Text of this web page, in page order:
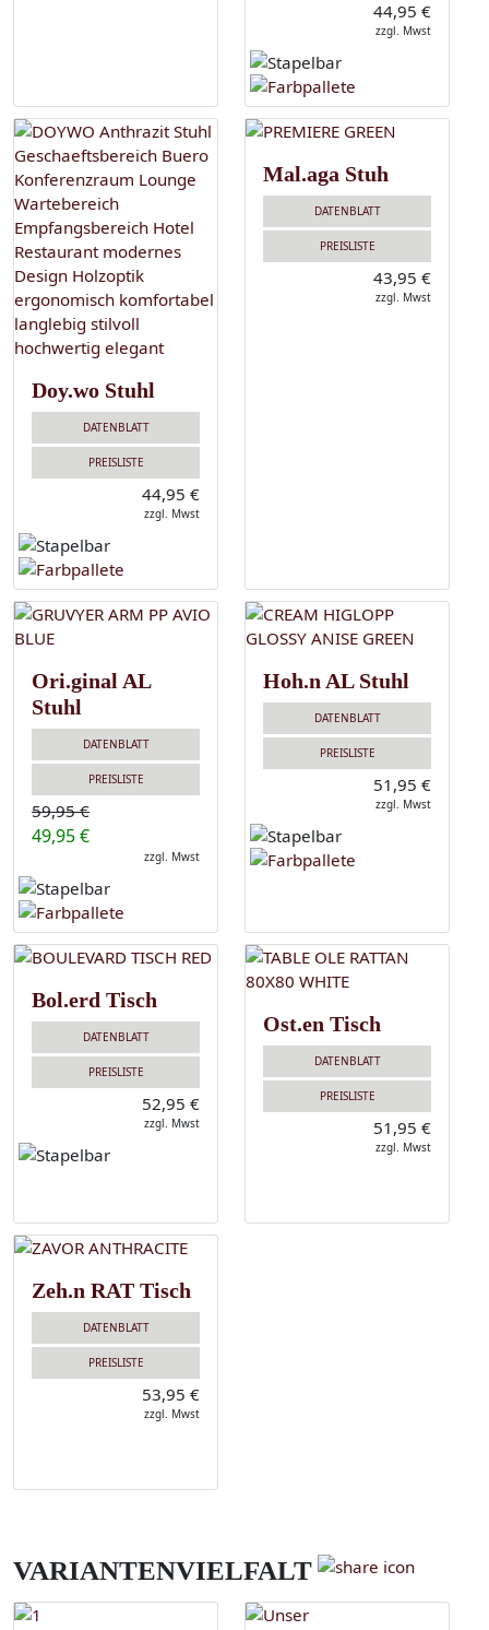
44,95 €
zzgl. Mwst
Doy.wo Stuhl
DATENBLATT
PREISLISTE
44,95 €
zzgl. Mwst
Mal.aga Stuh
DATENBLATT
PREISLISTE
43,95 €
zzgl. Mwst
Ori.ginal AL
Stuhl
DATENBLATT
PREISLISTE
59,95 €
49,95 €
zzgl. Mwst
Hoh.n AL Stuhl
DATENBLATT
PREISLISTE
51,95 €
zzgl. Mwst
Bol.erd Tisch
DATENBLATT
PREISLISTE
52,95 €
zzgl. Mwst
Ost.en Tisch
DATENBLATT
PREISLISTE
51,95 €
zzgl. Mwst
Zeh.n RAT Tisch
DATENBLATT
PREISLISTE
53,95 €
zzgl. Mwst
VARIANTENVIELFALT